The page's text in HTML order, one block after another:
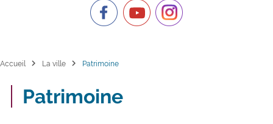
Accueil chevron_right La ville chevron_right Patrimoine
Patrimoine